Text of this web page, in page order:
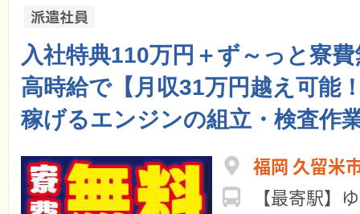
入社特典110万円＋ず～っと寮
高時給で【月収31万円越え可能
稼げるエンジンの組立・検査作
福岡 久留米